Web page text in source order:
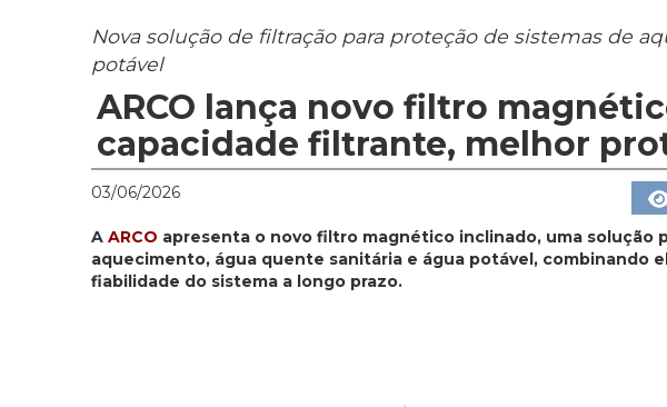
Nova solução de filtração para proteção de sistemas de
potável
ARCO lança novo filtro
capacidade filtrante, melhor
03/06/2026
A ARCO apresenta o novo filtro magnético inclinado, uma solução
aquecimento, água quente sanitária e água potável, combinando
fiabilidade do sistema a longo prazo.